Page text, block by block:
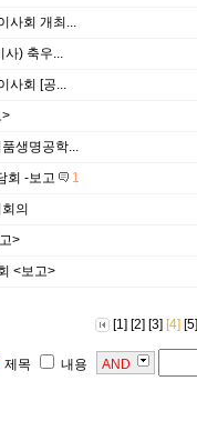
사회 개최...
사) 축우...
사회 [공...
>
생명공학...
회 -보고
1
의
>
<보고>
[1] [2] [3] [4] [5]
제목 내용 AND